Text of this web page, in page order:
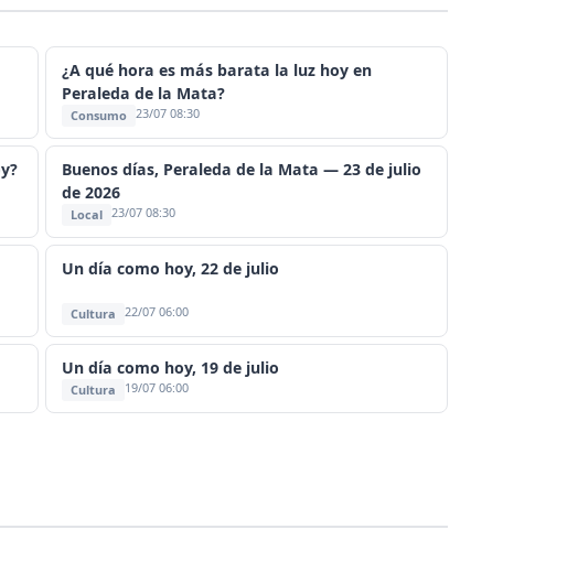
¿A qué hora es más barata la luz hoy en
Peraleda de la Mata?
Consumo 23/07 08:30
Buenos días, Peraleda de la Mata — 23 de julio
de 2026
Local 23/07 08:30
Un día como hoy, 22 de julio
Cultura 22/07 06:00
Un día como hoy, 19 de julio
Cultura 19/07 06:00